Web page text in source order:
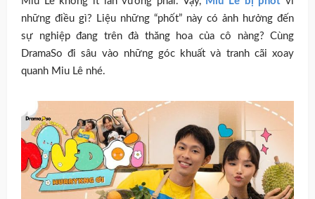
những điều gì? Liệu những “phốt” này có ảnh hưởng đến
sự nghiệp đang trên đà thăng hoa của cô nàng? Cùng
DramaSo đi sâu vào những góc khuất và tranh cãi xoay
quanh Miu Lê nhé.